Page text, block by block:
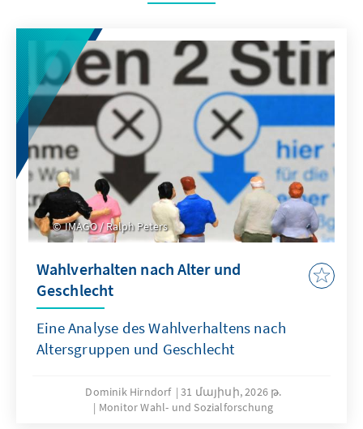
IMAGO / Ralph Peters
Wahlverhalten nach Alter und
Geschlecht
Eine Analyse des Wahlverhaltens nach
Altersgruppen und Geschlecht
Dominik Hirndorf
31 մայիսի, 2026 թ.
Monitor Wahl- und Sozialforschung